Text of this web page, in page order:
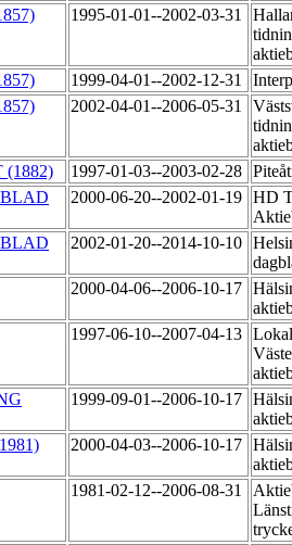
1995-01-01--2002-03-31
1999-04-01--2002-12-31
2002-04-01--2006-05-31
1997-01-03--2003-02-28
2000-06-20--2002-01-19 HD
2002-01-20--2014-10-10
2000-04-06--2006-10-17
1997-06-10--2007-04-13
1999-09-01--2006-10-17
2000-04-03--2006-10-17
1981-02-12--2006-08-31